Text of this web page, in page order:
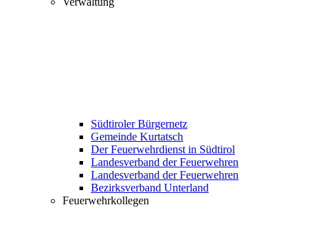
Südtiroler Bürgernetz
Gemeinde Kurtatsch
Der Feuerwehrdienst in Südtirol
Landesverband der Feuerwehren
Landesverband der Feuerwehren
Bezirksverband Unterland
Feuerwehrkollegen